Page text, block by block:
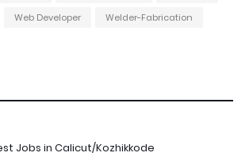
Web Developer
Welder-Fabrication
Jobs in Calicut/Kozhikkode